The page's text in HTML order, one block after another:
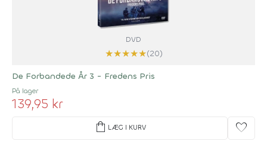
DVD
★★★★★(20)
De Forbandede År 3 - Fredens Pris
På lager
139,95 kr
shopping_bag LÆG I KURV favorite